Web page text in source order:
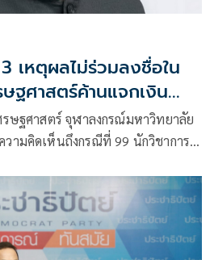
ฐศาสตร์ค้านแจกเงิน
ษฐศาสตร์ จุฬาลงกรณ์มหาวิทยาลัย
ามคิดเห็นถึงกรณีที่ 99 นักวิชาการ